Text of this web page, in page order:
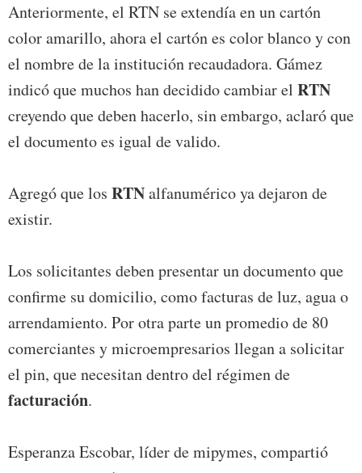
Anteriormente, el RTN se extendía en un cartón
color amarillo, ahora el cartón es color blanco y con
el nombre de la institución recaudadora. Gámez
indicó que muchos han decidido cambiar el RTN
creyendo que deben hacerlo, sin embargo, aclaró que
el documento es igual de valido.
Agregó que los RTNalfanumérico ya dejaron de
existir.
Los solicitantes deben presentar un documento que
confirme su domicilio, como facturas de luz, agua o
arrendamiento. Por otra parte un promedio de 80
comerciantes y microempresarios llegan a solicitar
el pin, que necesitan dentro del régimen de
facturación.
Esperanza Escobar, líder de mipymes, compartió